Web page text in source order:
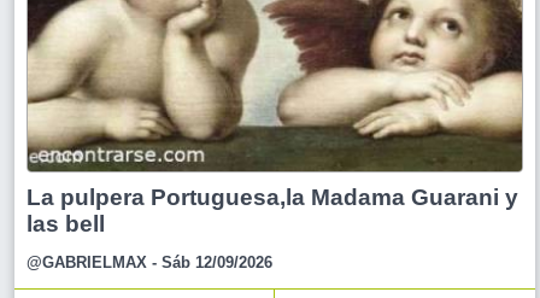
La pulpera Portuguesa,la Madama Guarani y
las bell
@GABRIELMAX - Sáb 12/09/2026